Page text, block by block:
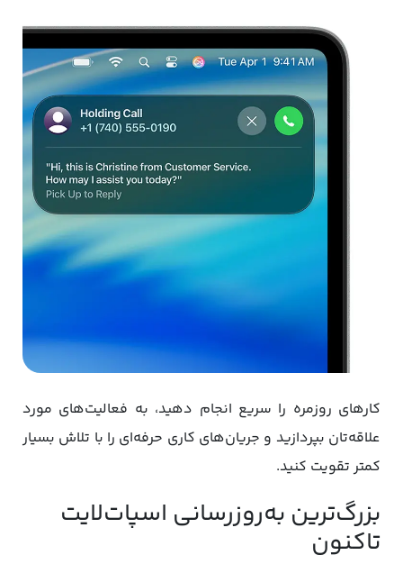
کارهای روزمره را سریع انجام دهید، به فعالیت‌های مورد
علاقه‌تان بپردازید و جریان‌های کاری حرفه‌ای را با تلاش بسیار
کمتر تقویت کنید.
بزرگ‌ترین به‌روزرسانی اسپات‌لایت
تاکنون